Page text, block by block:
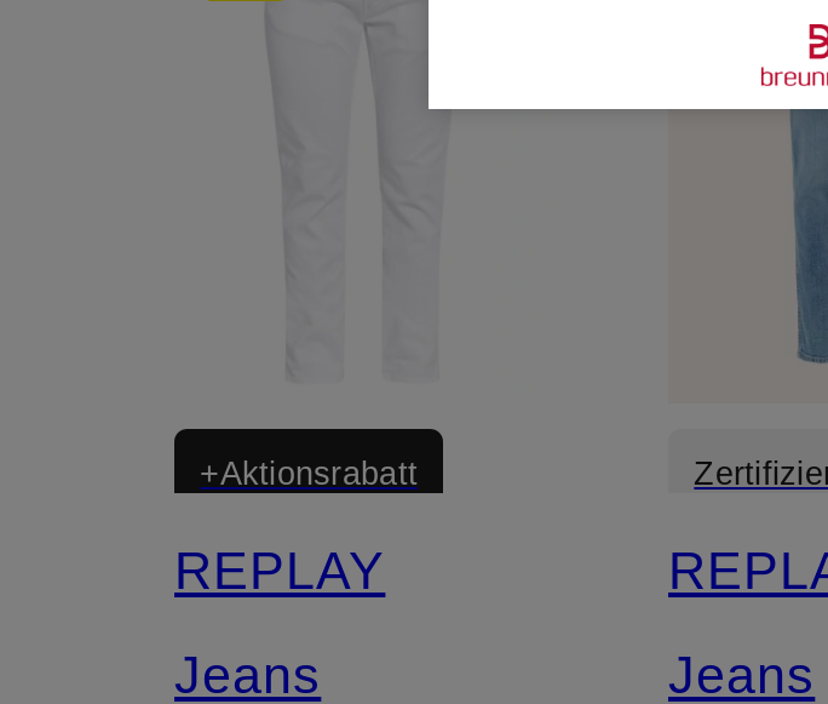
+Aktionsrabatt
REPLAY
Jeans
Jeans